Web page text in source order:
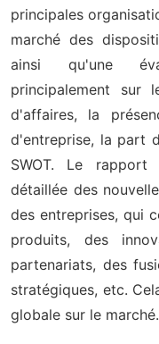
principales
marché des
ainsi qu'une
principalement sur
d'affaires, la
d'entreprise, la part
SWOT. Le rapport
détaillée des
des entreprises, qui
produits, des
partenariats, des
stratégiques, etc.
globale sur le marché.